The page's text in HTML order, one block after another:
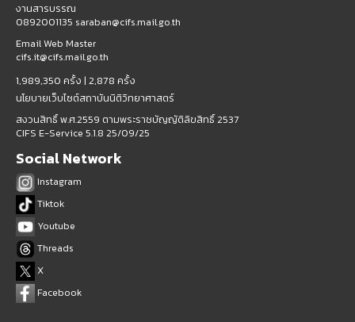
งานสารบรรณ
0892001135 saraban@cifs.mail.go.th
Email Web Master
cifs.it@cifs.mail.go.th
1,989,350 ครั้ง | 2,878 ครั้ง
นโยบายเว็บไซต์สถาบันนิติวิทยาศาสตร์
สงวนสิทธิ์ พ.ศ.2559 ตามพระราชบัญญัติลิขสิทธิ์ 2537
CIFS E-Service 5.1.8 25/09/25
Social Network
Instagram
Tiktok
Youtube
Threads
X
Facebook